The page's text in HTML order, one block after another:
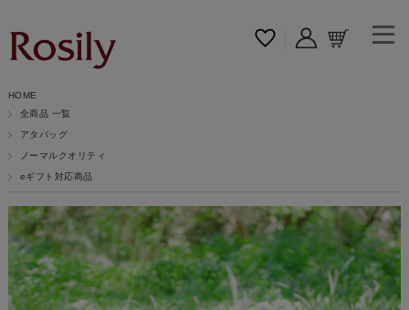
HOME
全商品 一覧
アタバッグ
ノーマルクオリティ
eギフト対応商品